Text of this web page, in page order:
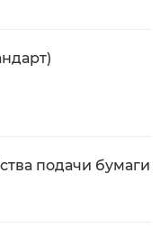
подачи бумаги